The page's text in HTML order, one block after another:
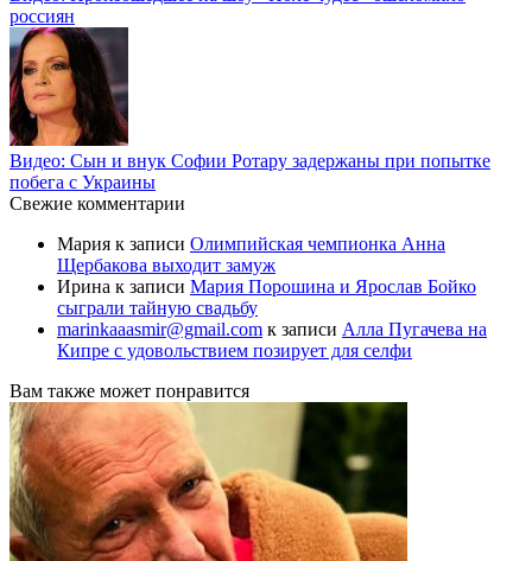
россиян
Видео: Сын и внук Софии Ротару задержаны при попытке
побега с Украины
Свежие комментарии
Мария к записи Олимпийская чемпионка Анна
Щербакова выходит замуж
Ирина к записи Мария Порошина и Ярослав Бойко
сыграли тайную свадьбу
marinkaaasmir@gmail.com к записи Алла Пугачева на
Кипре с удовольствием позирует для селфи
Вам также может понравится